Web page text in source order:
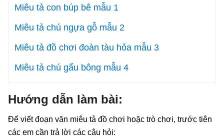
Miêu tả con búp bê mẫu 1
Miêu tả chú ngựa gỗ mẫu 2
Miêu tả đồ chơi đoàn tàu hỏa mẫu 3
Miêu tả chú gấu bông mẫu 4
Hướng dẫn làm bài:
Để viết đoạn văn miêu tả đồ chơi hoặc trò chơi, trước tiên
các em cần trả lời các câu hỏi: